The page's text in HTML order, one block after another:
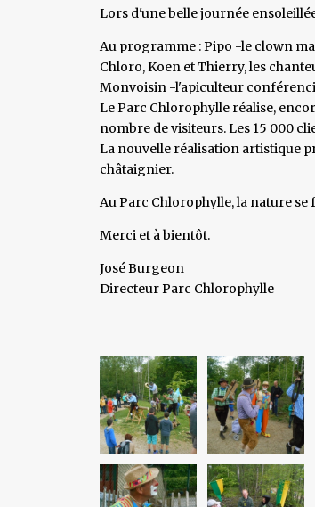
Lors d'une belle journée
Au programme : Pipo -le clown
Chloro, Koen et Thierry, les
Monvoisin -l'apiculteur
Le Parc Chlorophylle réalise,
nombre de visiteurs. Les 15 000
La nouvelle réalisation artistique
châtaignier.
Au Parc Chlorophylle, la nature se
Merci et à bientôt.
José Burgeon
Directeur Parc Chlorophylle